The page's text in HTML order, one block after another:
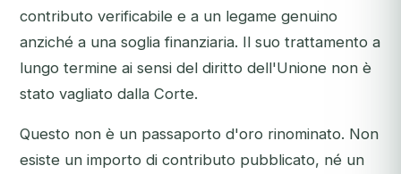
contributo verificabile e a un legame genuino
anziché a una soglia finanziaria. Il suo trattamento a
lungo termine ai sensi del diritto dell'Unione non è
stato vagliato dalla Corte.
Questo non è un passaporto d'oro rinominato. Non
esiste un importo di contributo pubblicato, né un